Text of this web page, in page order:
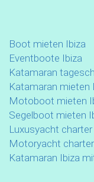
Boot mieten Ibiza
Eventboote Ibiza
Katamaran
Katamaran mieten
Motoboot mieten
Segelboot mieten
Luxusyacht charter
Motoryacht
Katamaran Ibiza